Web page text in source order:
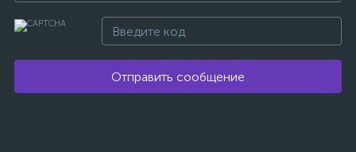
Отправить сообщение